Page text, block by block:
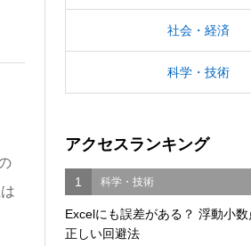
社会・経済
科学・技術
アクセスランキング
1 科学・技術
Excelにも誤差がある？ 浮動小
正しい回避法